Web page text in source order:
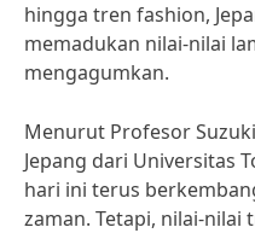
hingga tren fashion,
memadukan nilai-nilai
mengagumkan.
Menurut Profesor
Jepang dari Universitas
hari ini terus
zaman. Tetapi, nilai-nilai